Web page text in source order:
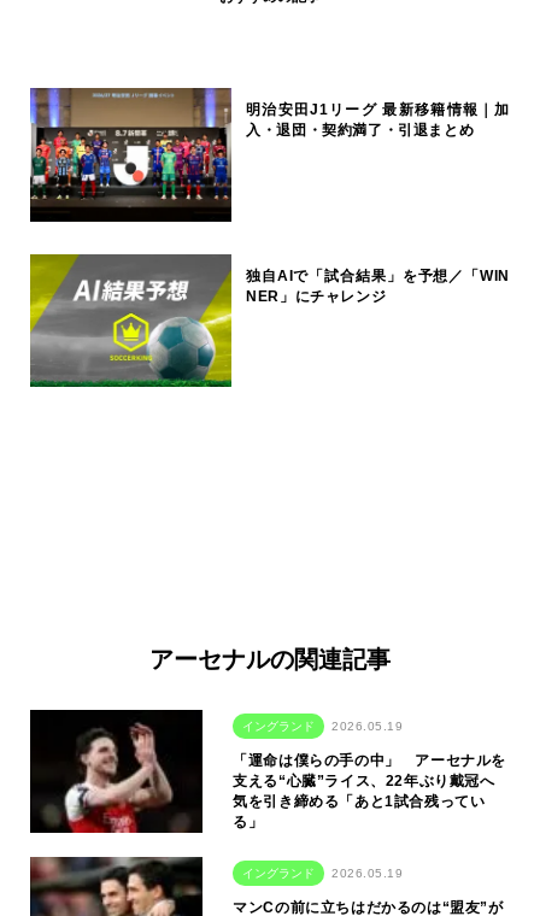
明治安田J1リーグ 最新移籍情報｜加
入・退団・契約満了・引退まとめ
独自AIで「試合結果」を予想／「WIN
NER」にチャレンジ
アーセナルの関連記事
イングランド 2026.05.19
「運命は僕らの手の中」 アーセナルを
支える“心臓”ライス、22年ぶり戴冠へ
気を引き締める「あと1試合残ってい
る」
イングランド 2026.05.19
マンCの前に立ちはだかるのは“盟友”が